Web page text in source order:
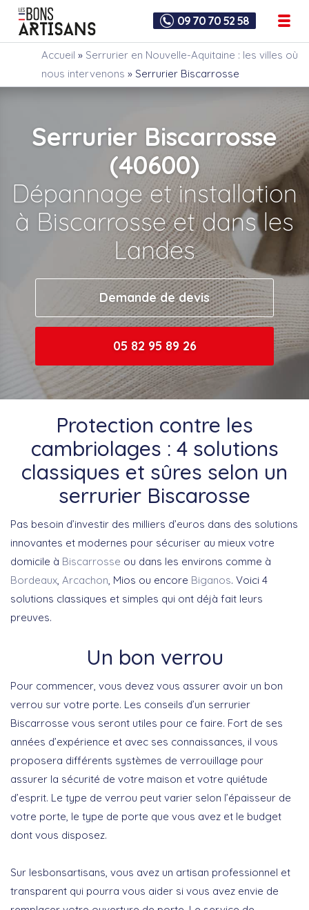
09 70 70 52 58
Accueil » Serrurier en Nouvelle-Aquitaine : les villes où
nous intervenons » Serrurier Biscarrosse
Serrurier Biscarrosse
(40600)
Dépannage et installation
à Biscarrosse et dans les
Landes
Demande de devis
05 82 95 89 26
Protection contre les
cambriolages : 4 solutions
classiques et sûres selon un
serrurier Biscarosse
Pas besoin d’investir des milliers d’euros dans des solutions
innovantes et modernes pour sécuriser au mieux votre
domicile à Biscarrosse ou dans les environs comme à
Bordeaux Arcachon , Mios ou encore Biganos. Voici 4
solutions classiques et simples qui ont déjà fait leurs
preuves.
Un bon verrou
Pour commencer, vous devez vous assurer avoir un bon
verrou sur votre porte. Les conseils d’un serrurier
Biscarrosse vous seront utiles pour ce faire. Fort de ses
années d’expérience et avec ses connaissances, il vous
proposera différents systèmes de verrouillage pour
assurer la sécurité de votre maison et votre quiétude
d’esprit. Le type de verrou peut varier selon l’épaisseur de
votre porte, le type de porte que vous avez et le budget
dont vous disposez.
Sur lesbonsartisans, vous avez un artisan professionnel et
transparent qui pourra vous aider si vous avez envie de